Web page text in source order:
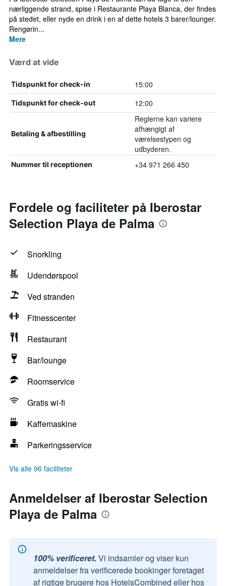
nærliggende strand, spise i Restaurante Playa Blanca, der findes
på stedet, eller nyde en drink i en af dette hotels 3 barer/lounger.
Rengørin...
Mere
Værd at vide
Tidspunkt for check-in 15:00
Tidspunkt for check-out 12:00
Betaling & afbestilling
Reglerne kan variere
afhængigt af
værelsestypen og
udbyderen.
Nummer til receptionen +34 971 266 450
Fordele og faciliteter på Iberostar
Selection Playa de Palma
Snorkling
Udendørspool
Ved stranden
Fitnesscenter
Restaurant
Bar/lounge
Roomservice
Gratis wi-fi
Kaffemaskine
Parkeringsservice
Vis alle 96 faciliteter
Anmeldelser af Iberostar Selection
Playa de Palma
100% verificeret. Vi indsamler og viser kun
anmeldelser fra verificerede bookinger foretaget
af rigtige brugere hos HotelsCombined eller hos